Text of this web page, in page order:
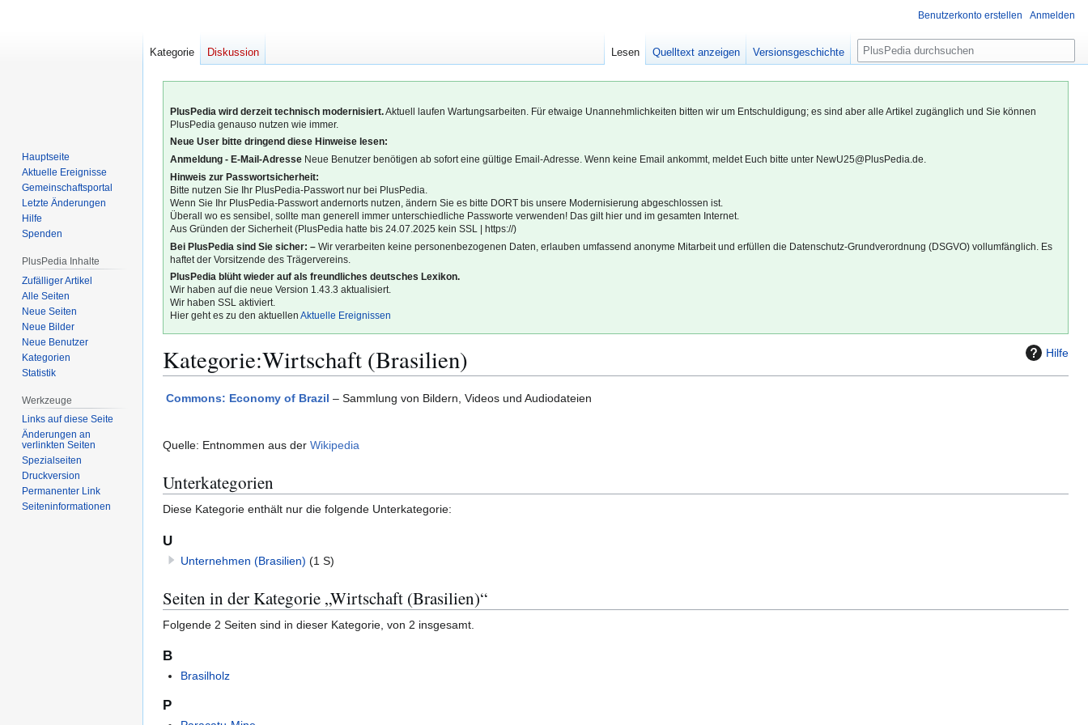
PlusPedia wird derzeit technisch modernisiert.Aktuell laufen Wartungsarbeiten. Für etwaige Unannehmlichkeiten bitten wir um Entschuldigung; es sind aber alle Artikel zugänglich und Sie können
PlusPedia genauso nutzen wie immer.
Neue User bitte dringend diese Hinweise lesen:
Anmeldung - E-Mail-Adresse Neue Benutzer benötigen ab sofort eine gültige Email-Adresse. Wenn keine Email ankommt, meldet Euch bitte unter NewU25@PlusPedia.de.
Hinweis zur Passwortsicherheit:
Bitte nutzen Sie Ihr PlusPedia-Passwort nur bei PlusPedia.
Wenn Sie Ihr PlusPedia-Passwort andernorts nutzen, ändern Sie es bitte DORT bis unsere Modernisierung abgeschlossen ist.
Überall wo es sensibel, sollte man generell immer unterschiedliche Passworte verwenden! Das gilt hier und im gesamten Internet.
Aus Gründen der Sicherheit (PlusPedia hatte bis 24.07.2025 kein SSL | https://)
Bei PlusPedia sind Sie sicher: – Wir verarbeiten keine personenbezogenen Daten, erlauben umfassend anonyme Mitarbeit und erfüllen die Datenschutz-Grundverordnung (DSGVO) vollumfänglich. Es
haftet der Vorsitzende des Trägervereins.
PlusPedia blüht wieder auf als freundliches deutsches Lexikon.
Wir haben auf die neue Version 1.43.3 aktualisiert.
Wir haben SSL aktiviert.
Hier geht es zu den aktuellenAktuelle Ereignissen
Hilfe
Kategorie:Wirtschaft (Brasilien)
Zur
Zur
Commons: Economy of Brazil – Sammlung von Bildern, Videos und Audiodateien
Quelle: Entnommen aus der Wikipedia
Unterkategorien
Diese Kategorie enthält nur die folgende Unterkategorie:
U
Unternehmen (Brasilien) (1 S)
Seiten in der Kategorie „Wirtschaft (Brasilien)“
Folgende 2 Seiten sind in dieser Kategorie, von 2 insgesamt.
B
Brasilholz
P
Benutzerkonto erstellen Anmelden
Kategorie Diskussion Lesen Quelltext anzeigen Versionsgeschichte
S
u
c
e
Hauptseite
Aktuelle Ereignisse
Gemeinschafts­portal
Letzte Änderungen
Hilfe
Spenden
PlusPedia Inhalte
Zufälliger Artikel
Alle Seiten
Neue Seiten
Neue Bilder
Neue Benutzer
Kategorien
Statistik
Werkzeuge
Links auf diese Seite
Änderungen an
verlinkten Seiten
Spezialseiten
Druckversion
Permanenter Link
Seiten­­informationen